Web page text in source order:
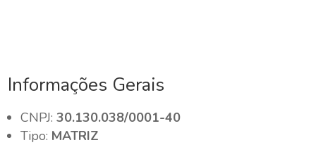
Informações Gerais
CNPJ:30.130.038/0001-40
Tipo: MATRIZ